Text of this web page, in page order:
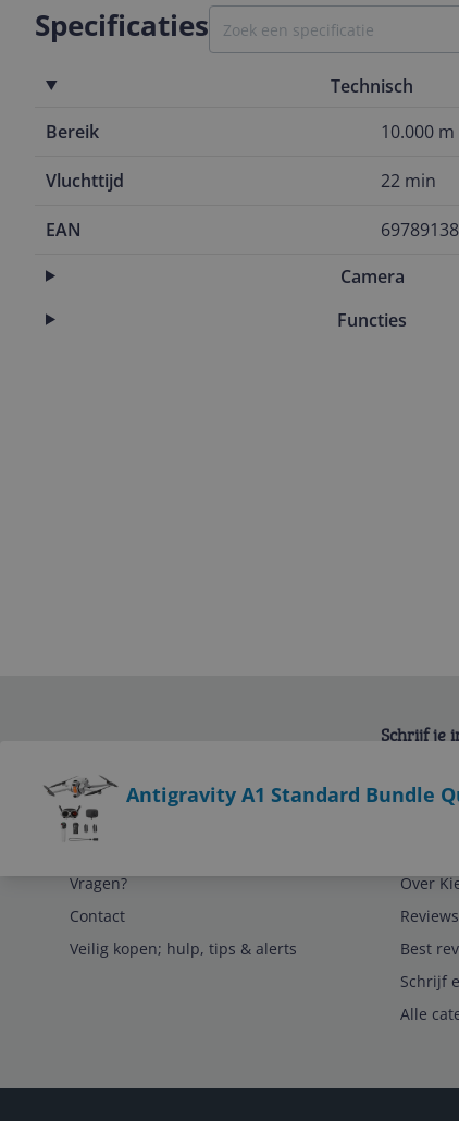
Specificaties
Technisch
Bereik
10.000 m
Vluchttijd 22 min
EAN
Camera
Functies
Antigravity A1 Standard Bundle
Schrijf je
Vragen?
Contact
Veilig kopen; hulp, tips & alerts
Over
Reviews
Best
Schrijf
Alle